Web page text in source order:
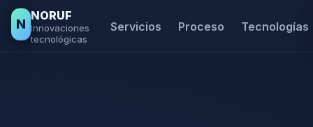
N
NORUF
Innovaciones
tecnológicas
Servicios Proceso Tecnologías